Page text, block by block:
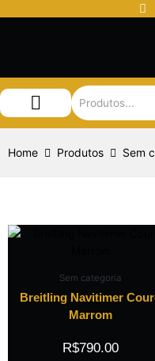
Home Produtos Sem
Sem categoria
Breitling Navitimer
Marrom
R$790.00